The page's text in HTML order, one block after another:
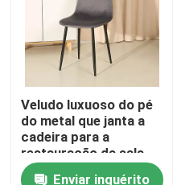
Veludo luxuoso do pé
do metal que janta a
cadeira para a
restauração da sala
de visitas
Enviar inquérito